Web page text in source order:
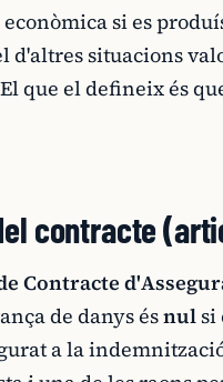
si es
d'altres situacions
que el defineix és
contracte
Contracte
de danys ésnulsi
a la